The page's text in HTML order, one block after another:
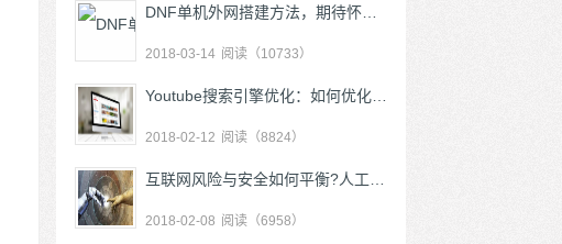
2018-03-14 阅读（10733）
2018-02-12 阅读（8824）
2018-02-08 阅读（6958）